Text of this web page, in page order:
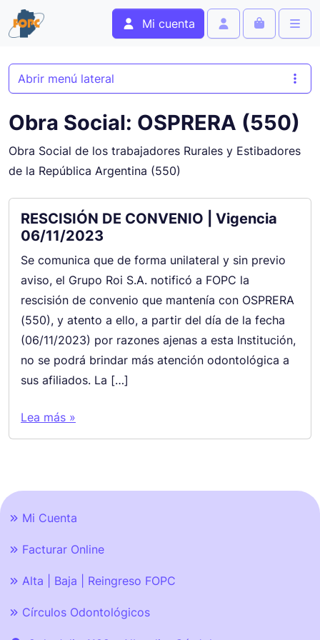
Skip to content
Skip to footer
Mi cuenta
Account
Cart
Obra Social: OSPRERA (550)
Obra Social de los trabajadores Rurales y Estibadores
de la República Argentina (550)
RESCISIÓN DE CONVENIO | Vigencia
06/11/2023
Se comunica que de forma unilateral y sin previo
aviso, el Grupo Roi S.A. notificó a FOPC la
rescisión de convenio que mantenía con OSPRERA
(550), y atento a ello, a partir del día de la fecha
(06/11/2023) por razones ajenas a esta Institución,
no se podrá brindar más atención odontológica a
sus afiliados. La […]
Lea más »
Abrir menú lateral
Mi Cuenta
Facturar Online
Alta | Baja | Reingreso FOPC
Círculos Odontológicos